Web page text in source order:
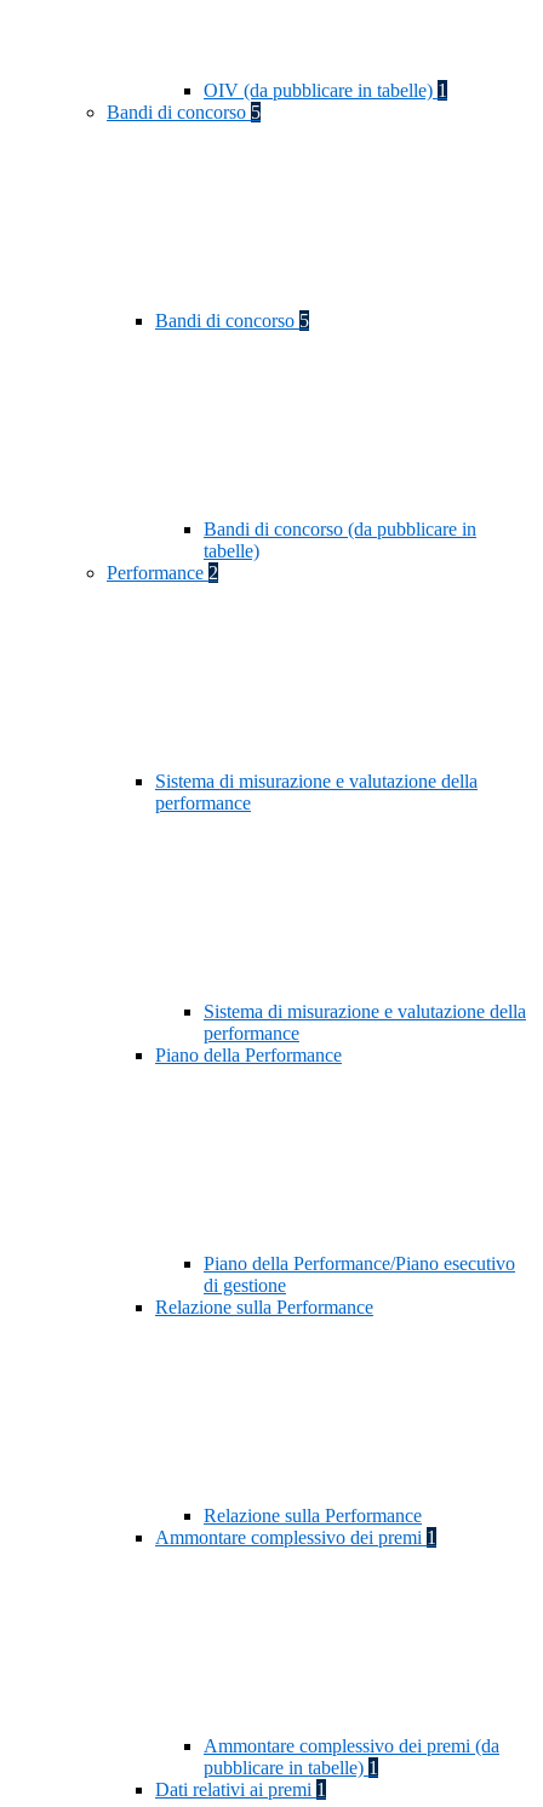
OIV (da pubblicare in tabelle) 1
Bandi di concorso 5
Bandi di concorso 5
Bandi di concorso (da pubblicare in
tabelle)
Performance 2
Sistema di misurazione e valutazione della
performance
Sistema di misurazione e valutazione della
performance
Piano della Performance
Piano della Performance/Piano esecutivo
di gestione
Relazione sulla Performance
Relazione sulla Performance
Ammontare complessivo dei premi 1
Ammontare complessivo dei premi (da
pubblicare in tabelle) 1
Dati relativi ai premi 1